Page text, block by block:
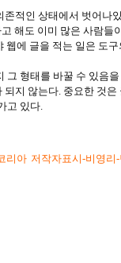
적인 상태에서 벗어나
해도 이미 많은 사람들
에 글을 적는 일은 도
형태를 바꿀 수 있음
지 않는다. 중요한 것은
고 있다.
리아 저작자표시-비영리